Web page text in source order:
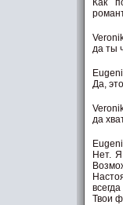
Как
да ты
Да,
да
Нет.
Твои